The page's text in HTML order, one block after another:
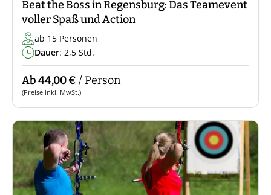
Beat the Boss in Regensburg: Das Teamevent
voller Spaß und Action
ab 15 Personen
Dauer: 2,5 Std.
Ab 44,00 € / Person
(Preise inkl. MwSt.)